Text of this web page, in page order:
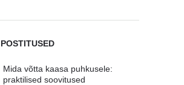
Mida võtta kaasa puhkusele:
praktilised soovitused